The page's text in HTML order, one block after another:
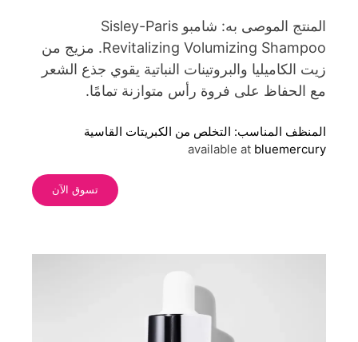
المنتج الموصى به: شامبو Sisley-Paris
Revitalizing Volumizing Shampoo. مزيج من
زيت الكاميليا والبروتينات النباتية يقوي جذع الشعر
مع الحفاظ على فروة رأس متوازنة تمامًا.
المنظف المناسب: التخلص من الكبريتات القاسية
available at bluemercury
تسوق الآن